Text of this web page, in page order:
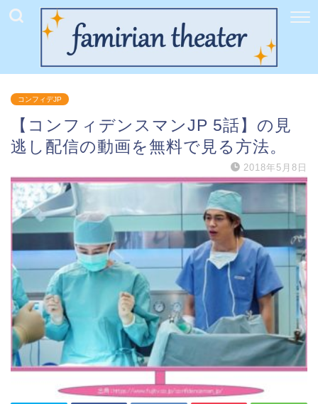
コンフィデJP
【コンフィデンスマンJP 5話】の見
逃し配信の動画を無料で見る方法。
2018年5月8日